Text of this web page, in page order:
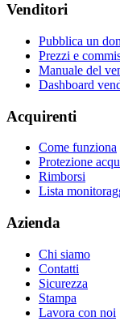
Venditori
Pubblica un
Prezzi e
Manuale del
Dashboard
Acquirenti
Come funziona
Protezione
Rimborsi
Lista
Azienda
Chi siamo
Contatti
Sicurezza
Stampa
Lavora con noi